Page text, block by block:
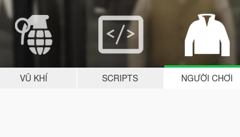
VŨ KHÍ SCRIPTS NGƯỜI CHƠI